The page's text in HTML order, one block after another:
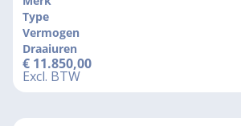
Type
Vermogen
Draaiuren
€ 11.850,00
Excl. BTW